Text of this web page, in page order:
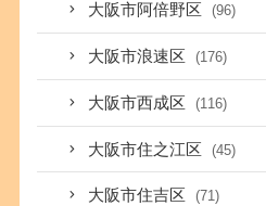
大阪市阿倍野区 (96)
大阪市浪速区 (176)
大阪市西成区 (116)
大阪市住之江区 (45)
大阪市住吉区 (71)